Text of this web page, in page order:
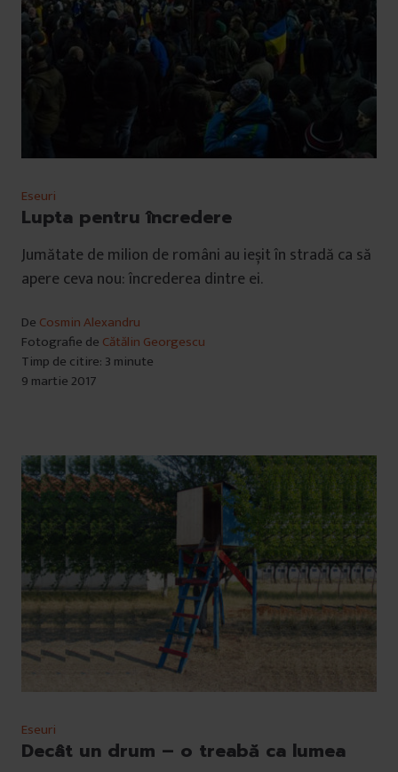
Eseuri
Lupta pentru încredere
Jumătate de milion de români au ieșit în stradă ca să
apere ceva nou: încrederea dintre ei.
De Cosmin Alexandru
Fotografie de Cătălin Georgescu
Timp de citire: 3 minute
9 martie 2017
Eseuri
Decât un drum – o treabă ca lumea